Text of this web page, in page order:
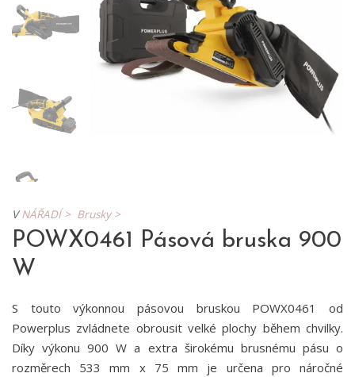
VNÁŘADÍ > Brusky >
POWX0461 Pásová bruska 900
W
S touto výkonnou pásovou bruskou POWX0461 od
Powerplus zvládnete obrousit velké plochy během chvilky.
Díky výkonu 900 W a extra širokému brusnému pásu o
rozměrech 533 mm x 75 mm je určena pro náročné